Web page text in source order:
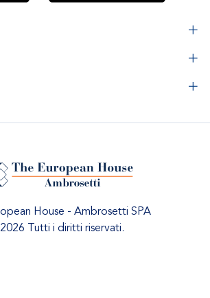
House - Ambrosetti SPA
Tutti i diritti riservati.